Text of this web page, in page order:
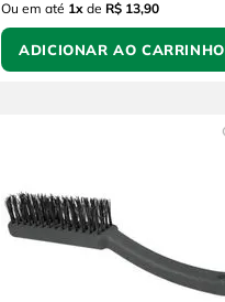
Ou em até 1x de R$ 13,90
ADICIONAR AO CARRINHO